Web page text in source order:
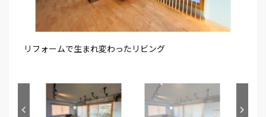
リフォームで生まれ変わったリビング